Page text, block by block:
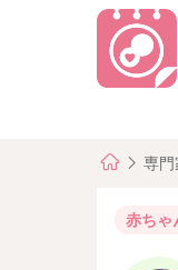
専門
赤ちゃ